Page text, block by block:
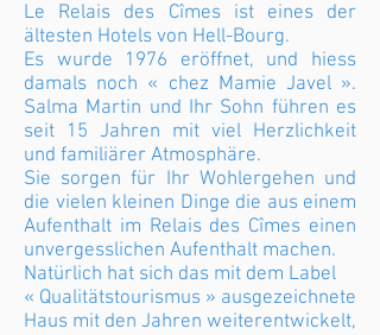
Le Relais des Cîmes ist eines der
ältesten Hotels von Hell-Bourg.
Es wurde 1976 eröffnet, und hiess
damals noch « chez Mamie Javel ».
Salma Martin und Ihr Sohn führen es
seit 15 Jahren mit viel Herzlichkeit
und familiärer Atmosphäre.
Sie sorgen für Ihr Wohlergehen und
die vielen kleinen Dinge die aus einem
Aufenthalt im Relais des Cîmes einen
unvergesslichen Aufenthalt machen.
Natürlich hat sich das mit dem Label
« Qualitätstourismus » ausgezeichnete
Haus mit den Jahren weiterentwickelt,